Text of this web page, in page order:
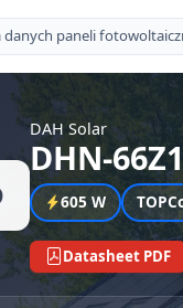
danych paneli
DAH Solar
DHN-
605 W
Datasheet PDF